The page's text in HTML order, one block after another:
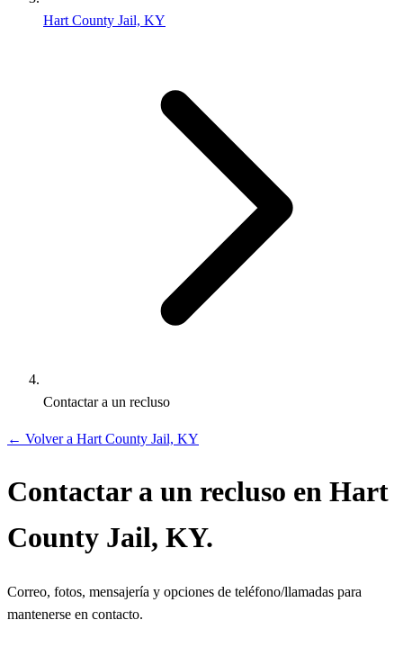
Hart County Jail, KY
Contactar a un recluso
← Volver a Hart County Jail, KY
Contactar a un recluso en Hart
County Jail, KY.
Correo, fotos, mensajería y opciones de teléfono/llamadas para
mantenerse en contacto.